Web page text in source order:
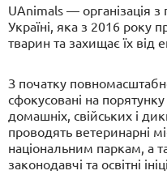
UAnimals — організація з
Україні, яка з 2016 року
тварин та захищає їх від
З початку
сфокусовані на
домашніх, свійських і
проводять ветеринарні
національним паркам, а
законодавчі та освітні